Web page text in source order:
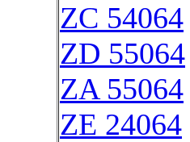
ZC 54064
ZD 55064
ZA 55064
ZE 24064